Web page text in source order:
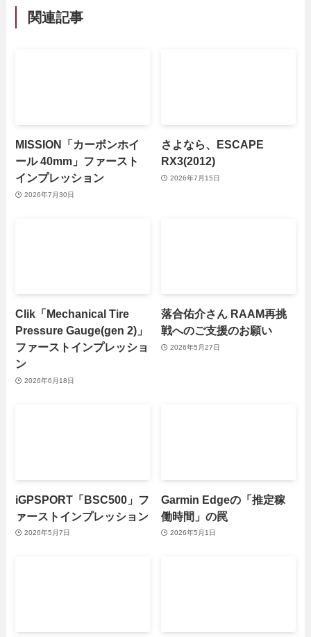
関連記事
MISSION「カーボンホイ
ール 40mm」ファースト
インプレッション
2026年7月30日
さよなら、ESCAPE
RX3(2012)
2026年7月15日
Clik「Mechanical Tire
Pressure Gauge(gen 2)」
ファーストインプレッショ
ン
2026年6月18日
落合佑介さん RAAM再挑
戦へのご支援のお願い
2026年5月27日
iGPSPORT「BSC500」フ
ァーストインプレッション
2026年5月7日
Garmin Edgeの「推定稼
働時間」の罠
2026年5月1日